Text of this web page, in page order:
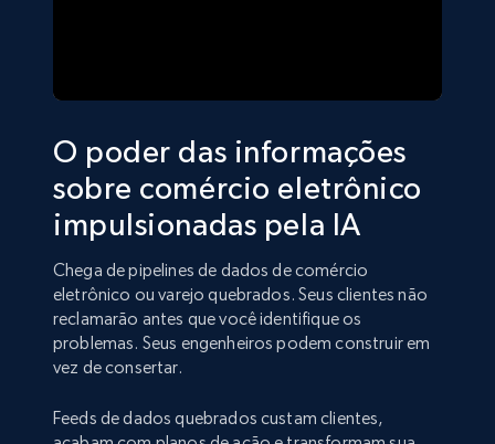
O poder das informações
sobre comércio eletrônico
impulsionadas pela IA
Chega de pipelines de dados de comércio
eletrônico ou varejo quebrados. Seus clientes não
reclamarão antes que você identifique os
problemas. Seus engenheiros podem construir em
vez de consertar.
Feeds de dados quebrados custam clientes,